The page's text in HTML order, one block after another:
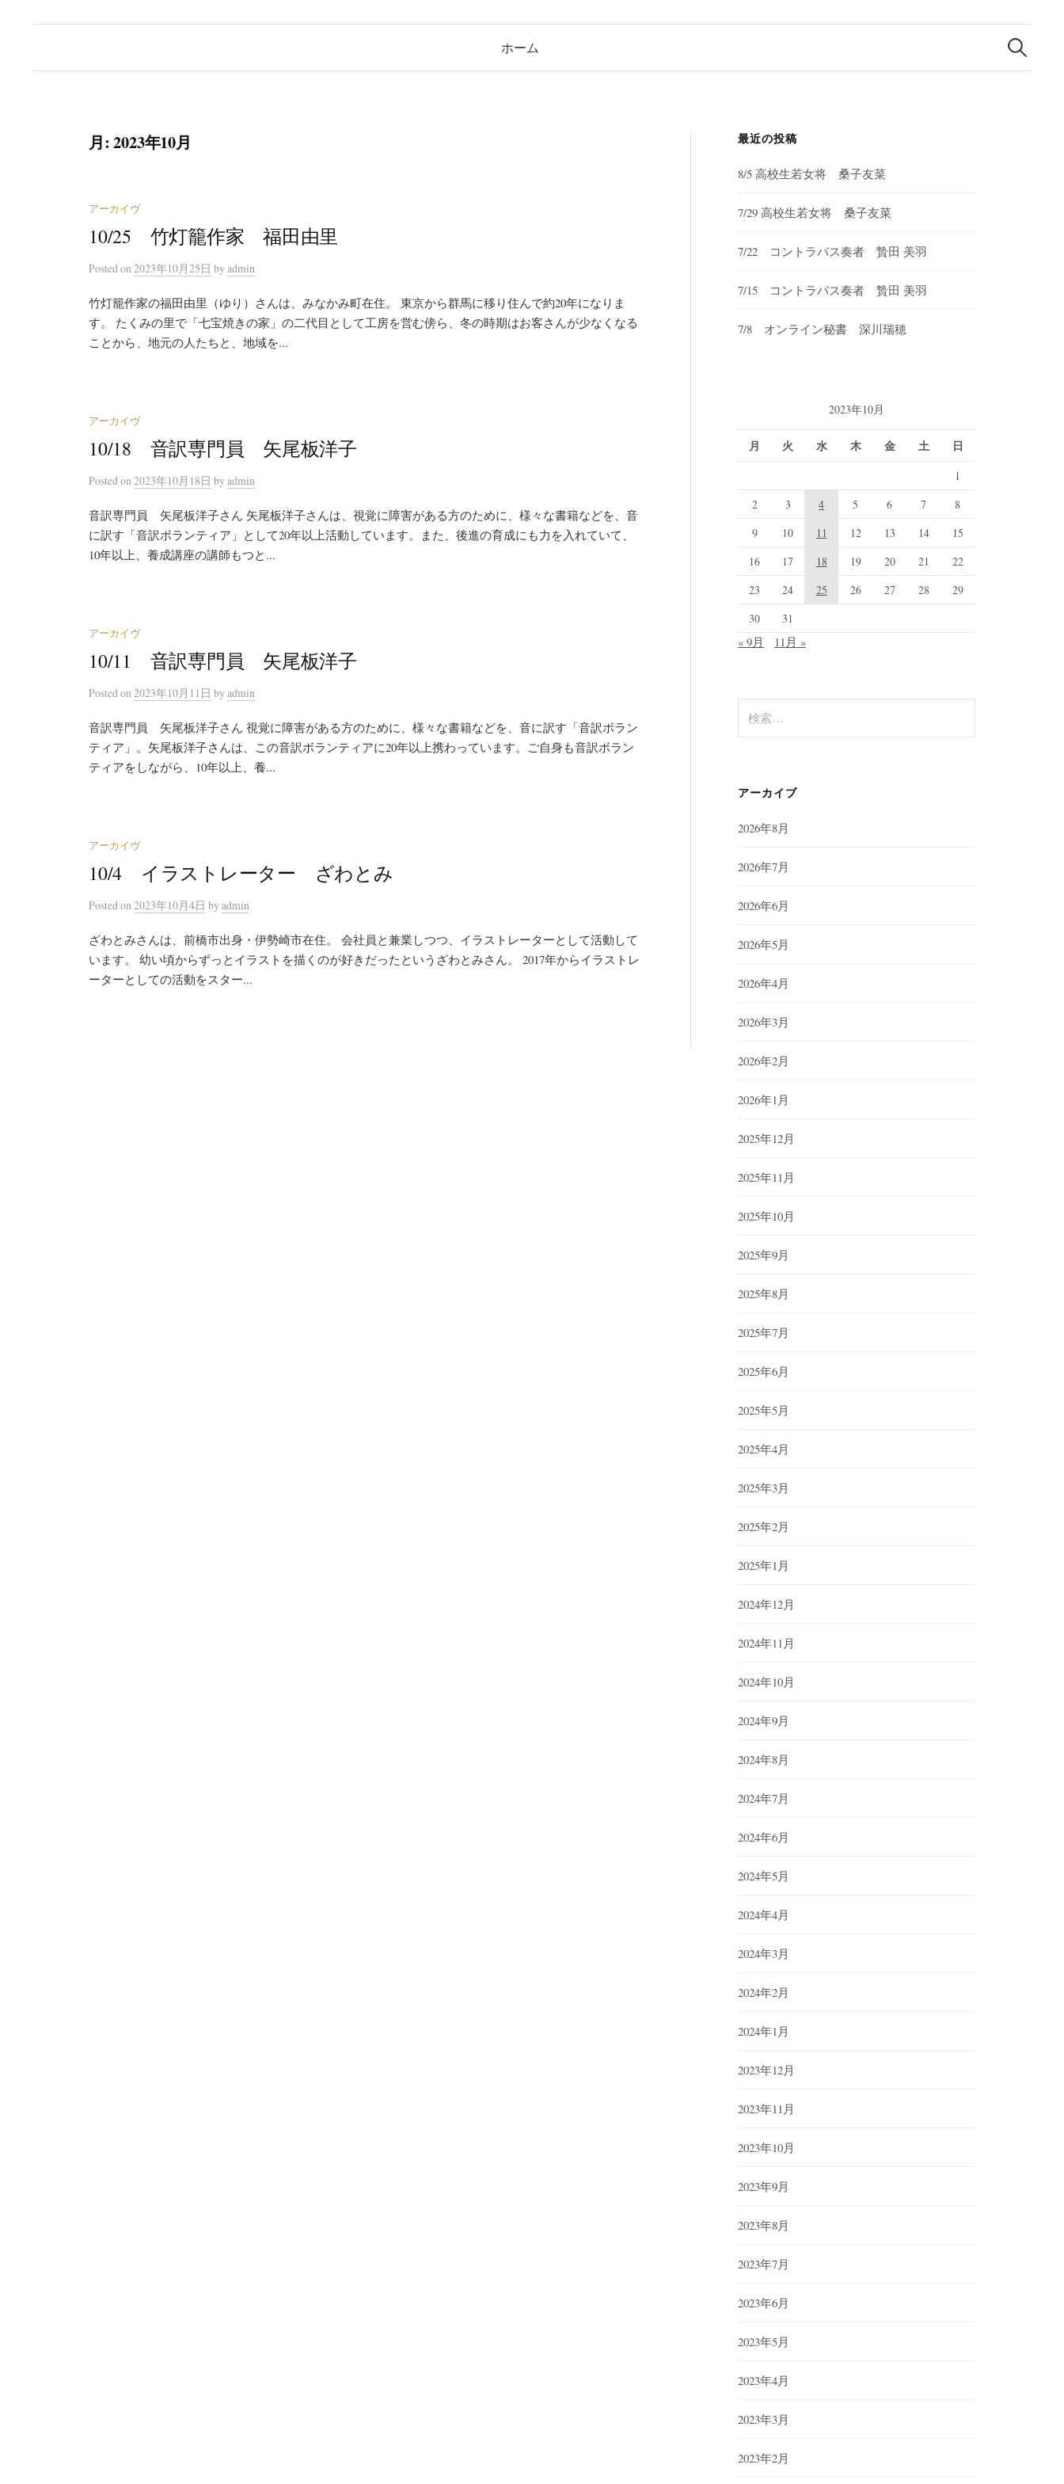
ホーム
検
索:
月:2023年10月
アーカイヴ
10/25 竹灯籠作家 福田由里
Postedon 2023年10月25日 by admin
竹灯籠作家の福田由里（ゆり）さんは、みなかみ町在住。 東京から群馬に移り住んで約20年になりま
す。 たくみの里で「七宝焼きの家」の二代目として工房を営む傍ら、冬の時期はお客さんが少なくなる
ことから、地元の人たちと、地域を...
アーカイヴ
10/18 音訳専門員 矢尾板洋子
Postedon 2023年10月18日 by admin
音訳専門員 矢尾板洋子さん 矢尾板洋子さんは、視覚に障害がある方のために、様々な書籍などを、音
に訳す「音訳ボランティア」として20年以上活動しています。また、後進の育成にも力を入れていて、
10年以上、養成講座の講師もつと...
アーカイヴ
10/11 音訳専門員 矢尾板洋子
Postedon 2023年10月11日 by admin
音訳専門員 矢尾板洋子さん 視覚に障害がある方のために、様々な書籍などを、音に訳す「音訳ボラン
ティア」。矢尾板洋子さんは、この音訳ボランティアに20年以上携わっています。ご自身も音訳ボラン
ティアをしながら、10年以上、養...
アーカイヴ
10/4 イラストレーター ざわとみ
Postedon 2023年10月4日 by admin
ざわとみさんは、前橋市出身・伊勢崎市在住。 会社員と兼業しつつ、イラストレーターとして活動して
います。 幼い頃からずっとイラストを描くのが好きだったというざわとみさん。 2017年からイラストレ
ーターとしての活動をスター...
最近の投稿
8/5 高校生若女将 桑子友菜
7/29 高校生若女将 桑子友菜
7/22 コントラバス奏者 贄田 美羽
7/15 コントラバス奏者 贄田 美羽
7/8 オンライン秘書 深川瑞穂
2023年10月
月 火 水 木 金 土 日
1
2
3 4 5 6 7
8
9
10 11 12 13 14
15
16
17 18 19 20 21
22
23
24 25 26 27 28
29
30
31
« 9月 11月 »
索:
アーカイブ
2026年8月
2026年7月
2026年6月
2026年5月
2026年4月
2026年3月
2026年2月
2026年1月
2025年12月
2025年11月
2025年10月
2025年9月
2025年8月
2025年7月
2025年6月
2025年5月
2025年4月
2025年3月
2025年2月
2025年1月
2024年12月
2024年11月
2024年10月
2024年9月
2024年8月
2024年7月
2024年6月
2024年5月
2024年4月
2024年3月
2024年2月
2024年1月
2023年12月
2023年11月
2023年10月
2023年9月
2023年8月
2023年7月
2023年6月
2023年5月
2023年4月
2023年3月
2023年2月